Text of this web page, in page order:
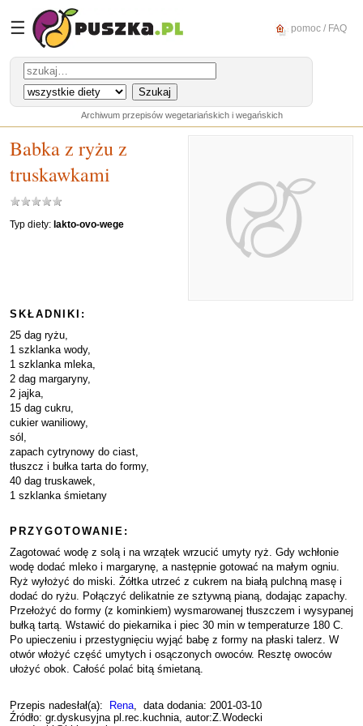
☰ pomoc / FAQ
Archiwum przepisów wegetariańskich i wegańskich
Babka z ryżu z
truskawkami
Typ diety: lakto-ovo-wege
SKŁADNIKI:
25 dag ryżu,
1 szklanka wody,
1 szklanka mleka,
2 dag margaryny,
2 jajka,
15 dag cukru,
cukier waniliowy,
sól,
zapach cytrynowy do ciast,
tłuszcz i bułka tarta do formy,
40 dag truskawek,
1 szklanka śmietany
PRZYGOTOWANIE:
Zagotować wodę z solą i na wrzątek wrzucić umyty ryż. Gdy wchłonie
wodę dodać mleko i margarynę, a następnie gotować na małym ogniu.
Ryż wyłożyć do miski. Żółtka utrzeć z cukrem na białą pulchną masę i
dodać do ryżu. Połączyć delikatnie ze sztywną pianą, dodając zapachy.
Przełożyć do formy (z kominkiem) wysmarowanej tłuszczem i wysypanej
bułką tartą. Wstawić do piekarnika i piec 30 min w temperaturze 180 C.
Po upieczeniu i przestygnięciu wyjąć babę z formy na płaski talerz. W
otwór włożyć część umytych i osączonych owoców. Resztę owoców
ułożyć obok. Całość polać bitą śmietaną.
Przepis nadesłał(a): Rena, data dodania: 2001-03-10
Źródło: gr.dyskusyjna pl.rec.kuchnia, autor:Z.Wodecki